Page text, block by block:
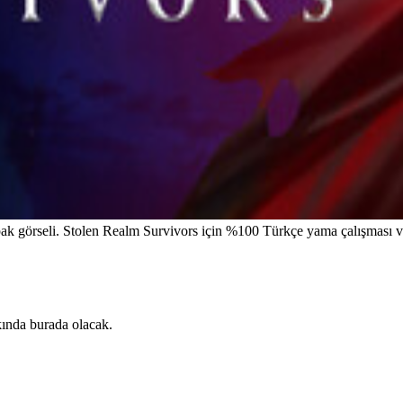
görseli. Stolen Realm Survivors için %100 Türkçe yama çalışması
burada olacak.